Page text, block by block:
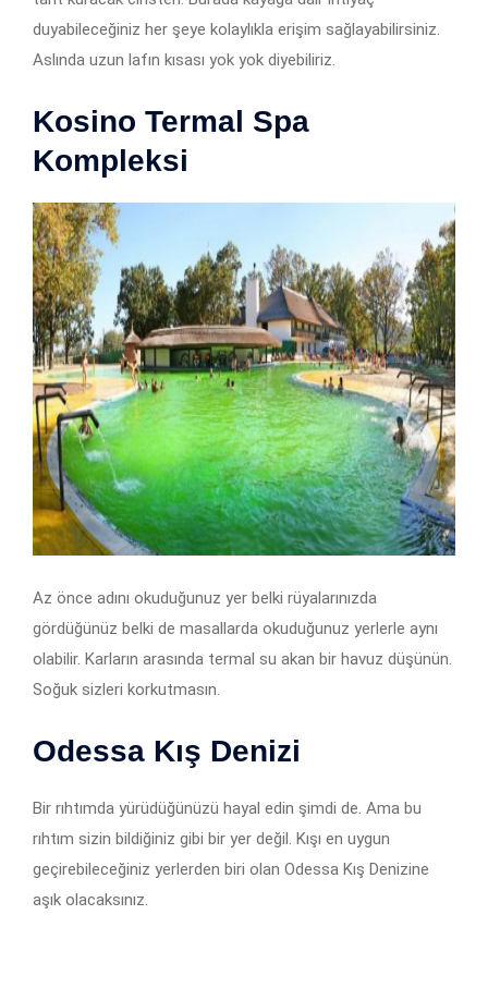
duyabileceğiniz her şeye kolaylıkla erişim sağlayabilirsiniz.
Aslında uzun lafın kısası yok yok diyebiliriz.
Kosino Termal Spa
Kompleksi
Az önce adını okuduğunuz yer belki rüyalarınızda
gördüğünüz belki de masallarda okuduğunuz yerlerle aynı
olabilir. Karların arasında termal su akan bir havuz düşünün.
Soğuk sizleri korkutmasın.
Odessa Kış Denizi
Bir rıhtımda yürüdüğünüzü hayal edin şimdi de. Ama bu
rıhtım sizin bildiğiniz gibi bir yer değil. Kışı en uygun
geçirebileceğiniz yerlerden biri olan Odessa Kış Denizine
aşık olacaksınız.